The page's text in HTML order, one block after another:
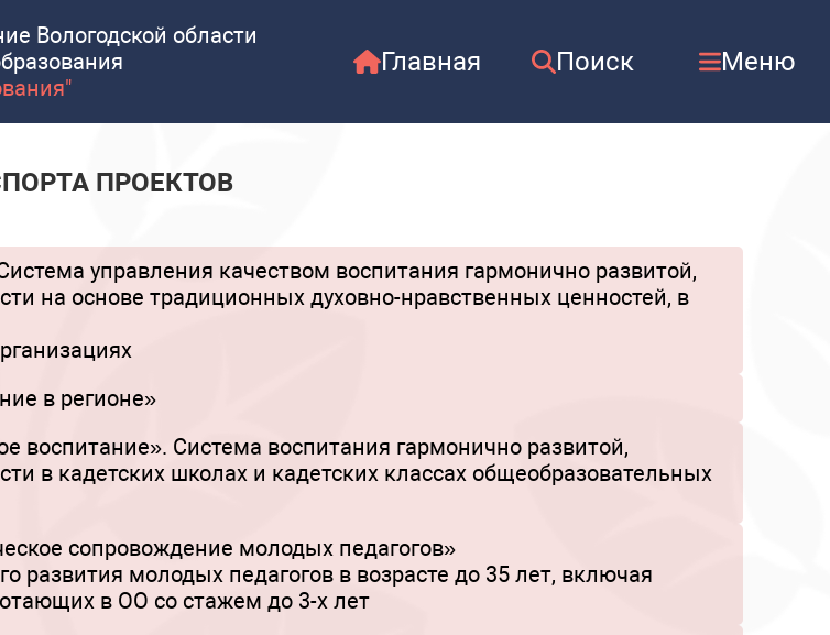
Вологодской области
Главная Поиск Меню
ПРОЕКТОВ
управления качеством воспитания гармонично развитой,
на основе традиционных духовно-нравственных ценностей, в
в регионе»
воспитание». Система воспитания гармонично развитой,
в кадетских школах и кадетских классах общеобразовательных
сопровождение молодых педагогов»
развития молодых педагогов в возрасте до 35 лет, включая
в ОО со стажем до 3-х лет